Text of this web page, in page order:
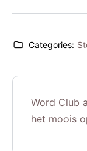
Categories:
Word Club
het moois